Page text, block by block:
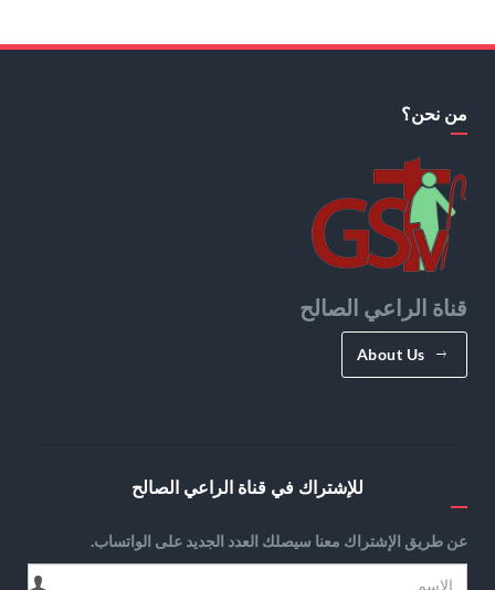
من نحن؟
قناة الراعي الصالح
About Us
للإشتراك في قناة الراعي الصالح
عن طريق الإشتراك معنا سيصلك العدد الجديد على الواتساب.